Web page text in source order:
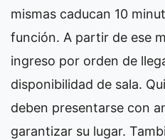
mismas caducan 10
función. A partir de ese
ingreso por orden de
disponibilidad de sala.
deben presentarse con
garantizar su lugar.